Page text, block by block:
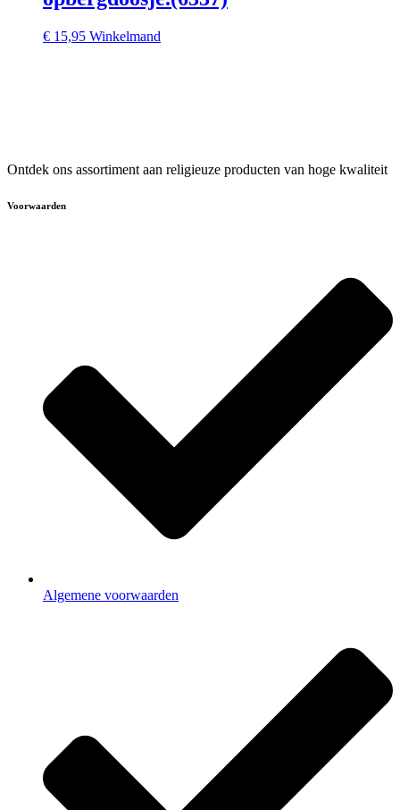
€ 15,95 Winkelmand
Ontdek ons assortiment aan religieuze producten van hoge kwaliteit
Voorwaarden
Algemene voorwaarden